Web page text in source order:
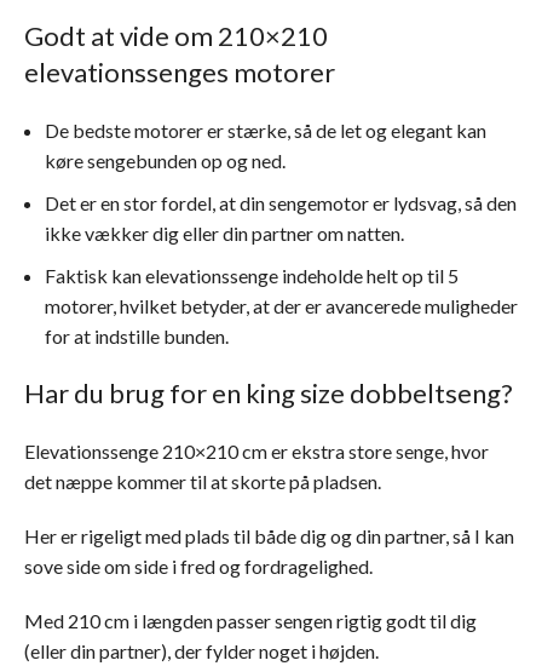
Godt at vide om 210×210
elevationssenges motorer
De bedste motorer er stærke, så de let og elegant kan
køre sengebunden op og ned.
Det er en stor fordel, at din sengemotor er lydsvag, så den
ikke vækker dig eller din partner om natten.
Faktisk kan elevationssenge indeholde helt op til 5
motorer, hvilket betyder, at der er avancerede muligheder
for at indstille bunden.
Har du brug for en king size dobbeltseng?
Elevationssenge 210×210 cm er ekstra store senge, hvor
det næppe kommer til at skorte på pladsen.
Her er rigeligt med plads til både dig og din partner, så I kan
sove side om side i fred og fordragelighed.
Med 210 cm i længden passer sengen rigtig godt til dig
(eller din partner), der fylder noget i højden.